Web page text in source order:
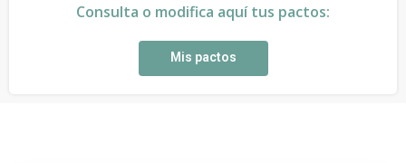
Consulta o modifica aquí tus pactos:
Mis pactos